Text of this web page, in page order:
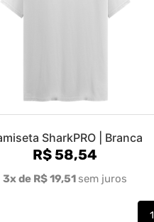
SharkPRO | Branca
R$ 58,54
3x de R$ 19,51sem juros
1